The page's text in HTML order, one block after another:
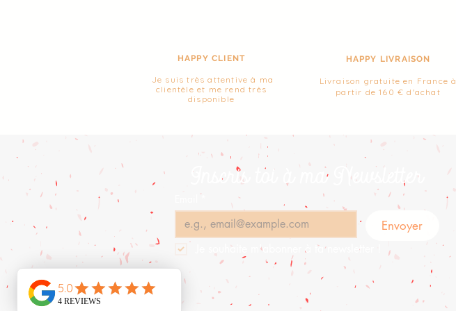
HAPPY CLIENT
Je suis très attentive à ma
clientèle et me rend très
disponible
HAPPY LIVRAISON
Livraison gratuite en France à
partir de 160 € d'achat
Inscris toi à ma Newsletter
*
Envoyer
Je souhaite m'abonner à ta newsletter !